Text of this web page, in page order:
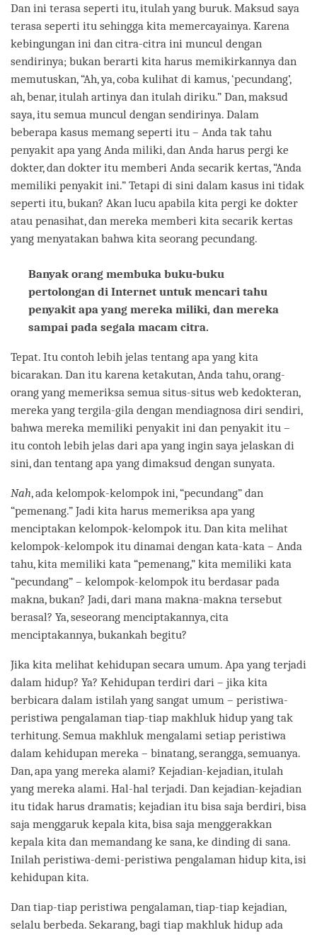
Dan ini terasa seperti itu, itulah yang buruk. Maksud saya
terasa seperti itu sehingga kita memercayainya. Karena
kebingungan ini dan citra-citra ini muncul dengan
sendirinya; bukan berarti kita harus memikirkannya dan
memutuskan, “Ah, ya, coba kulihat di kamus, ‘pecundang’,
ah, benar, itulah artinya dan itulah diriku.” Dan, maksud
saya, itu semua muncul dengan sendirinya. Dalam
beberapa kasus memang seperti itu – Anda tak tahu
penyakit apa yang Anda miliki, dan Anda harus pergi ke
dokter, dan dokter itu memberi Anda secarik kertas, “Anda
memiliki penyakit ini.” Tetapi di sini dalam kasus ini tidak
seperti itu, bukan? Akan lucu apabila kita pergi ke dokter
atau penasihat, dan mereka memberi kita secarik kertas
yang menyatakan bahwa kita seorang pecundang.
Banyak orang membuka buku-buku
pertolongan di Internet untuk mencari tahu
penyakit apa yang mereka miliki, dan mereka
sampai pada segala macam citra.
Tepat. Itu contoh lebih jelas tentang apa yang kita
bicarakan. Dan itu karena ketakutan, Anda tahu, orang-
orang yang memeriksa semua situs-situs web kedokteran,
mereka yang tergila-gila dengan mendiagnosa diri sendiri,
bahwa mereka memiliki penyakit ini dan penyakit itu –
itu contoh lebih jelas dari apa yang ingin saya jelaskan di
sini, dan tentang apa yang dimaksud dengan sunyata.
Nah, ada kelompok-kelompok ini, “pecundang” dan
“pemenang.” Jadi kita harus memeriksa apa yang
menciptakan kelompok-kelompok itu. Dan kita melihat
kelompok-kelompok itu dinamai dengan kata-kata – Anda
tahu, kita memiliki kata “pemenang,” kita memiliki kata
“pecundang” – kelompok-kelompok itu berdasar pada
makna, bukan? Jadi, dari mana makna-makna tersebut
berasal? Ya, seseorang menciptakannya, cita
menciptakannya, bukankah begitu?
Jika kita melihat kehidupan secara umum. Apa yang terjadi
dalam hidup? Ya? Kehidupan terdiri dari – jika kita
berbicara dalam istilah yang sangat umum – peristiwa-
peristiwa pengalaman tiap-tiap makhluk hidup yang tak
terhitung. Semua makhluk mengalami setiap peristiwa
dalam kehidupan mereka – binatang, serangga, semuanya.
Dan, apa yang mereka alami? Kejadian-kejadian, itulah
yang mereka alami. Hal-hal terjadi. Dan kejadian-kejadian
itu tidak harus dramatis; kejadian itu bisa saja berdiri, bisa
saja menggaruk kepala kita, bisa saja menggerakkan
kepala kita dan memandang ke sana, ke dinding di sana.
Inilah peristiwa-demi-peristiwa pengalaman hidup kita, isi
kehidupan kita.
Dan tiap-tiap peristiwa pengalaman, tiap-tiap kejadian,
selalu berbeda. Sekarang, bagi tiap makhluk hidup ada